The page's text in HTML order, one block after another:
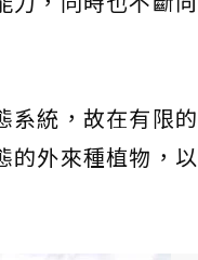
系統，故在有限的
的外來種植物，以